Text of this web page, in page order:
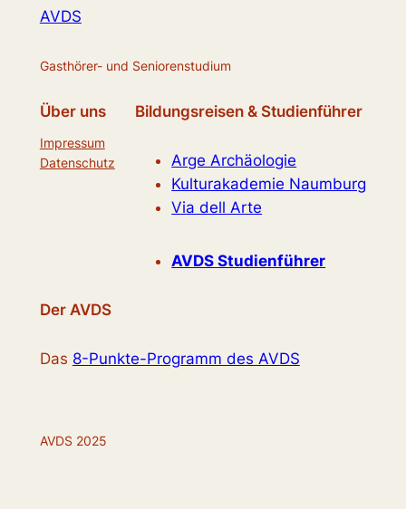
AVDS
Gasthörer- und Seniorenstudium
Über uns
Impressum
Datenschutz
Bildungsreisen & Studienführer
Arge Archäologie
Kulturakademie Naumburg
Via dell Arte
AVDS Studienführer
Der AVDS
Das 8-Punkte-Programm des AVDS
AVDS 2025